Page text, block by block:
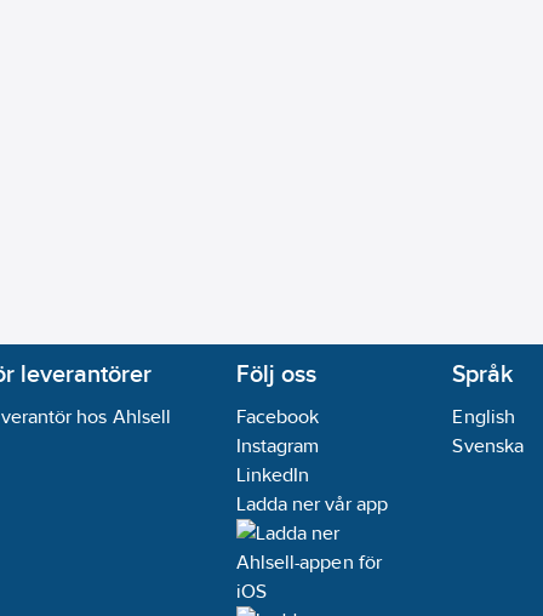
leverantörer
hos Ahlsell
Följ oss
Facebook
Instagram
LinkedIn
Ladda ner vår app
Språk
English
Svenska